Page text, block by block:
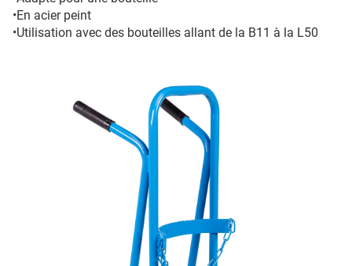
•En acier peint
•Utilisation avec des bouteilles allant de la B11 à la L50